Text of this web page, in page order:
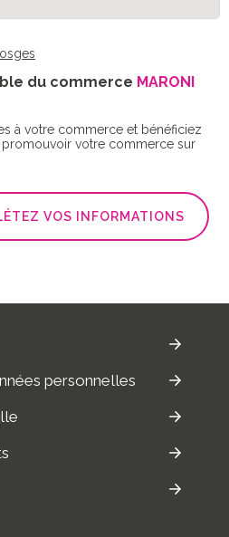
du commerce MARONI
à votre commerce et bénéficiez
votre commerce sur
VOS INFORMATIONS
personnelles